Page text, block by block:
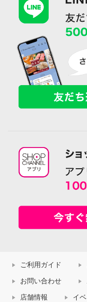
ご利用ガイド
お問い合わせ
店舗情報 イ